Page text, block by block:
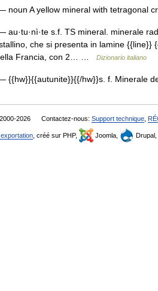
noun A yellow mineral with tetragonal
au·tu·nì·te s.f. TS mineral. minerale
che si presenta in lamine {{line}}
Francia, con 2… …
Dizionario italiano
{{hw}}{{autunite}}{{/hw}}s. f. Minerale
2026 Contactez-nous: Support technique
, créé sur PHP, Joomla, Drupal,